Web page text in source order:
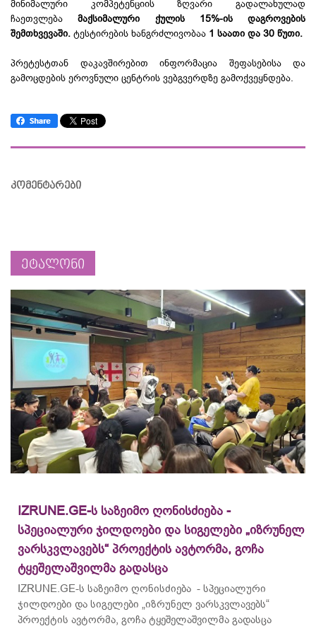
მინიმალური კომპეტენციის ზღვარი გადალახულად
ჩაეთვლება მაქსიმალური ქულის 15%-ის დაგროვების
შემთხვევაში. ტესტირების ხანგრძლივობაა 1 საათი და 30 წუთი.
პრეტესტთან დაკავშირებით ინფორმაცია შეფასებისა და
გამოცდების ეროვნული ცენტრის ვებგვერდზე გამოქვეყნდება.
კომენტარები
ეტალონი
IZRUNE.GE-ს საზეიმო ღონისძიება -
სპეციალური ჯილდოები და სიგელები „იზრუნელ
ვარსკვლავებს“ პროექტის ავტორმა, გოჩა
ტყეშელაშვილმა გადასცა
IZRUNE.GE-ს საზეიმო ღონისძიება - სპეციალური
ჯილდოები და სიგელები „იზრუნელ ვარსკვლავებს“
პროექტის ავტორმა, გოჩა ტყეშელაშვილმა გადასცა